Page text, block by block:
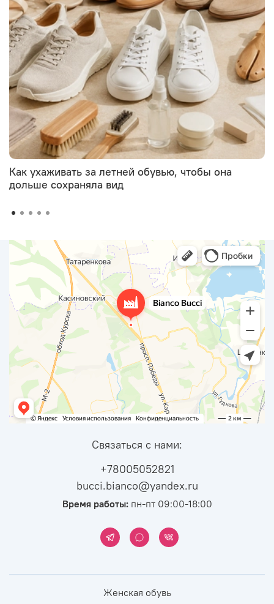
Как ухаживать за летней обувью, чтобы она
дольше сохраняла вид
Связаться с нами:
+78005052821
bucci.bianco@yandex.ru
Время работы:пн-пт 09:00-18:00
Женская обувь